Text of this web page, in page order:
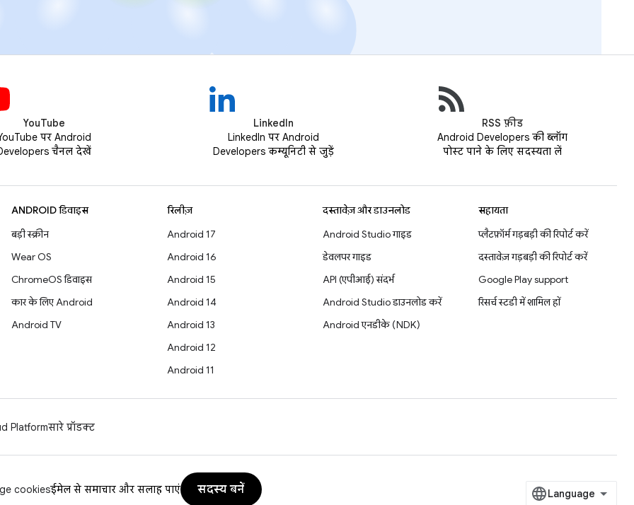
YouTube
पर Android
चैनल देखें
LinkedIn
LinkedIn पर Android
Developers कम्यूनिटी से जुड़ें
RSS फ़ीड
Android Developers की ब्लॉग
पोस्ट पाने के लिए सदस्यता लें
ANDROID डिवाइस
बड़ी स्क्रीन
Wear OS
ChromeOS डिवाइस
कार के लिए Android
Android TV
रिलीज़
Android 17
Android 16
Android 15
Android 14
Android 13
Android 12
Android 11
दस्तावेज़ और डाउनलोड
Android Studio गाइड
डेवलपर गाइड
API (एपीआई) संदर्भ
Android Studio डाउनलोड करें
Android एनडीके (NDK)
सहायता
प्लैटफ़ॉर्म गड़बड़ी की रिपोर्ट करें
दस्तावेज़ गड़बड़ी की रिपोर्ट करें
Google Play support
रिसर्च स्टडी में शामिल हों
Platformसारे प्रॉडक्ट
cookiesईमेल से समाचार और सलाह पाएं सदस्य बनें